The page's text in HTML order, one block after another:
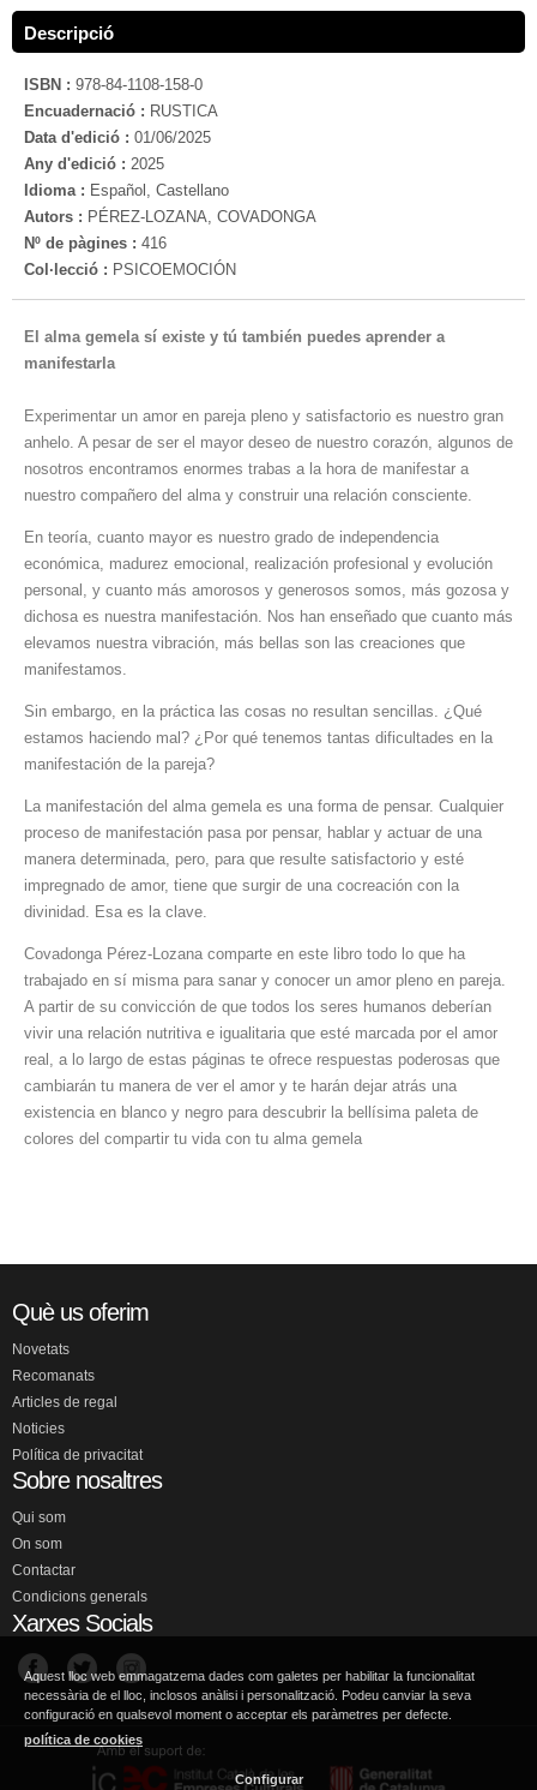
Descripció
ISBN : 978-84-1108-158-0
Encuadernació : RUSTICA
Data d'edició : 01/06/2025
Any d'edició : 2025
Idioma : Español, Castellano
Autors : PÉREZ-LOZANA, COVADONGA
Nº de pàgines : 416
Col·lecció : PSICOEMOCIÓN
El alma gemela sí existe y tú también puedes aprender a
manifestarla
Experimentar un amor en pareja pleno y satisfactorio es nuestro gran
anhelo. A pesar de ser el mayor deseo de nuestro corazón, algunos de
nosotros encontramos enormes trabas a la hora de manifestar a
nuestro compañero del alma y construir una relación consciente.
En teoría, cuanto mayor es nuestro grado de independencia
económica, madurez emocional, realización profesional y evolución
personal, y cuanto más amorosos y generosos somos, más gozosa y
dichosa es nuestra manifestación. Nos han enseñado que cuanto más
elevamos nuestra vibración, más bellas son las creaciones que
manifestamos.
Sin embargo, en la práctica las cosas no resultan sencillas. ¿Qué
estamos haciendo mal? ¿Por qué tenemos tantas dificultades en la
manifestación de la pareja?
La manifestación del alma gemela es una forma de pensar. Cualquier
proceso de manifestación pasa por pensar, hablar y actuar de una
manera determinada, pero, para que resulte satisfactorio y esté
impregnado de amor, tiene que surgir de una cocreación con la
divinidad. Esa es la clave.
Covadonga Pérez-Lozana comparte en este libro todo lo que ha
trabajado en sí misma para sanar y conocer un amor pleno en pareja.
A partir de su convicción de que todos los seres humanos deberían
vivir una relación nutritiva e igualitaria que esté marcada por el amor
real, a lo largo de estas páginas te ofrece respuestas poderosas que
cambiarán tu manera de ver el amor y te harán dejar atrás una
existencia en blanco y negro para descubrir la bellísima paleta de
colores del compartir tu vida con tu alma gemela
Què us oferim
Novetats
Recomanats
Articles de regal
Noticies
Política de privacitat
Sobre nosaltres
Qui som
On som
Contactar
Condicions generals
Xarxes Socials
Aquest lloc web emmagatzema dades com galetes per habilitar la funcionalitat
necessària de el lloc, inclosos anàlisi i personalització. Podeu canviar la seva
configuració en qualsevol moment o acceptar els paràmetres per defecte.
política de cookies
Configurar